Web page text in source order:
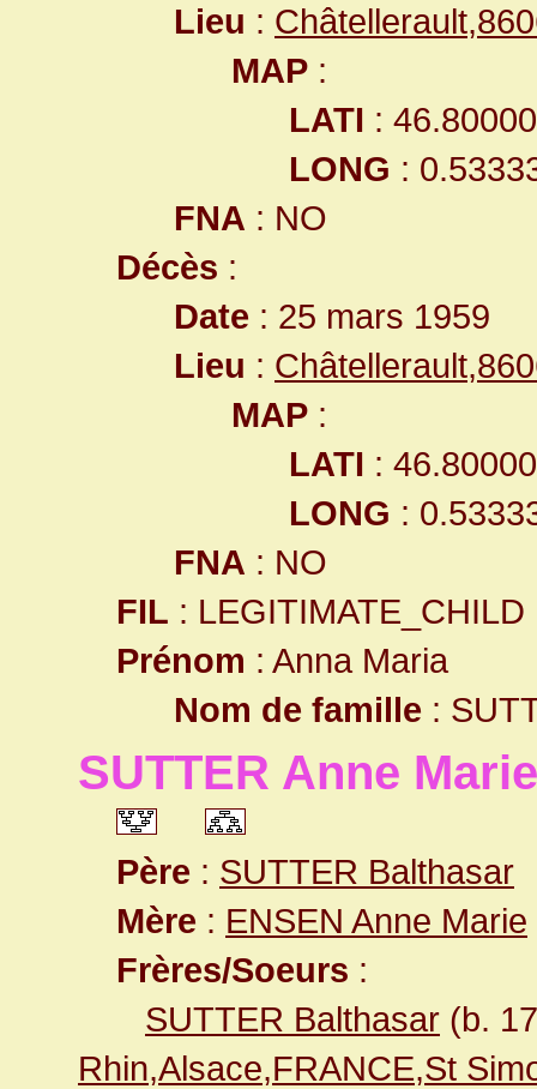
Lieu :
MAP :
LATI :
LONG :
FNA : NO
Décès :
Date : 25 mars 1959
Lieu :
MAP :
LATI :
LONG :
FNA : NO
FIL : LEGITIMATE_CHILD
Prénom : Anna Maria
Nom de famille :
SUTTER Anne Marie
Père : SUTTER Balthasar
Mère : ENSEN Anne Marie
Frères/Soeurs :
SUTTER Balthasar (b.
Rhin,Alsace,FRANCE,St